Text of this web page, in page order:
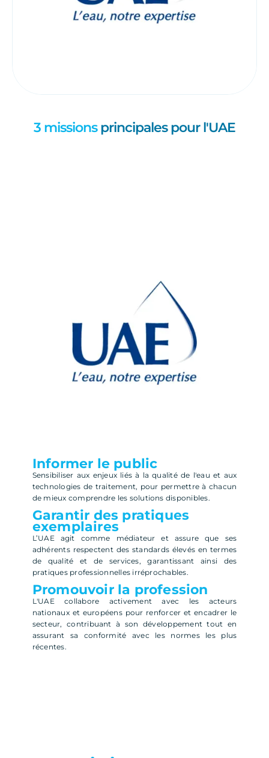
3 missionsprincipales pour l'UAE
Informer le public
Sensibiliser aux enjeux liés à la qualité de l'eau et aux
technologies de traitement, pour permettre à chacun
de mieux comprendre les solutions disponibles.
Garantir des pratiques
exemplaires
L’UAE agit comme médiateur et assure que ses
adhérents respectent des standards élevés en termes
de qualité et de services, garantissant ainsi des
pratiques professionnelles irréprochables.
Promouvoir la profession
L'UAE collabore activement avec les acteurs
nationaux et européens pour renforcer et encadrer le
secteur, contribuant à son développement tout en
assurant sa conformité avec les normes les plus
récentes.